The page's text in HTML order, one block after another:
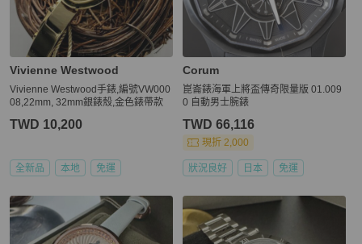
Vivienne Westwood
Vivienne Westwood手錶,編號VW000
08,22mm, 32mm銀錶殼,金色錶帶款
TWD 10,200
全新品 本地 免運
Corum
崑崙錶海軍上將盃傳奇限量版 01.009
0 自動男士腕錶
TWD 66,116
現折 2,000
狀況良好 日本 免運